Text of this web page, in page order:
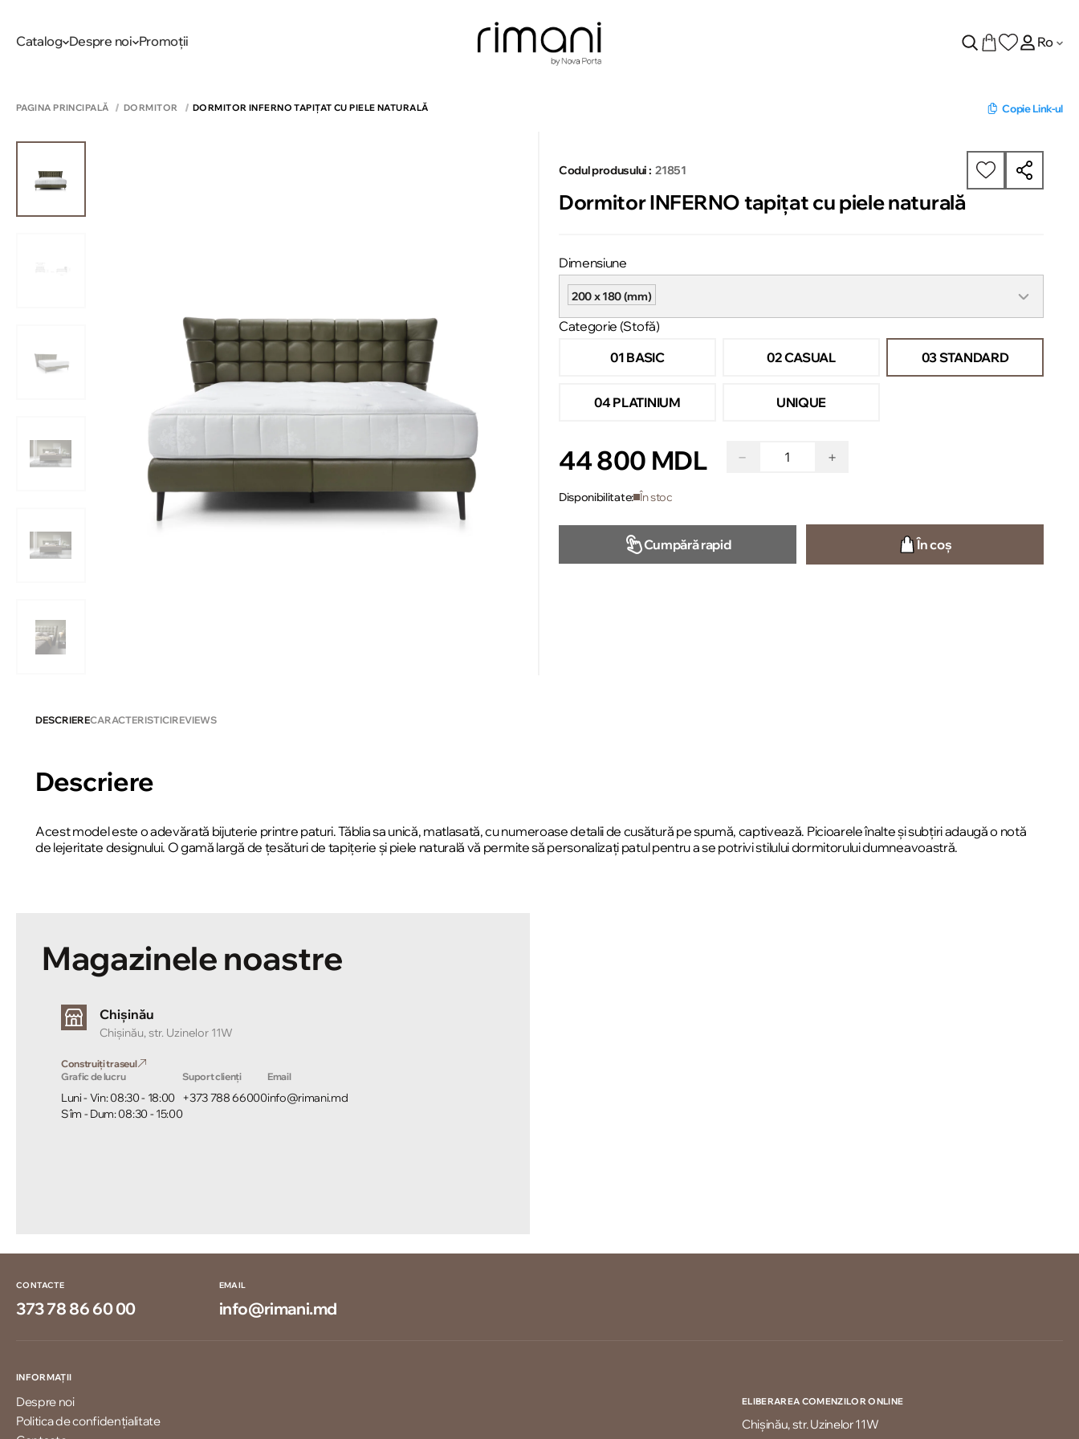
Catalog Despre noi Promoții Ro
PAGINA PRINCIPALĂ DORMITOR DORMITOR INFERNO TAPIȚAT CU PIELE NATURALĂ Copie Link-ul
Codul produsului : 21851
Dormitor INFERNO tapițat cu piele naturală
Dimensiune
200 x 180 (mm)
Categorie (Stofă)
01 BASIC
02 CASUAL 03 STANDARD
04 PLATINIUM UNIQUE
44 800 MDL − +
Disponibilitate: În stoc
Cumpără rapid În coș
DESCRIERECARACTERISTICIREVIEWS
Descriere
Acest model este o adevărată bijuterie printre paturi. Tăblia sa unică, matlasată, cu numeroase detalii de cusătură pe spumă, captivează. Picioarele înalte și subțiri adaugă o notă
de lejeritate designului. O gamă largă de țesături de tapițerie și piele naturală vă permite să personalizați patul pentru a se potrivi stilului dormitorului dumneavoastră.
Magazinele noastre
Chișinău
Chișinău, str. Uzinelor 11W
Construiți traseul
Grafic de lucru
Luni - Vin: 08:30 - 18:00
Sîm - Dum: 08:30 - 15:00
Suport clienți
+373 788 66000
Email
info@rimani.md
CONTACTE
373 78 86 60 00
EMAIL
info@rimani.md
INFORMAȚII
Despre noi
Politica de confidențialitate
ELIBERAREA COMENZILOR ONLINE
Chișinău, str. Uzinelor 11W